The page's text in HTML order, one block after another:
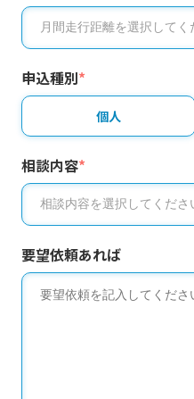
申込種別*
個人
相談内容*
要望依頼あれば